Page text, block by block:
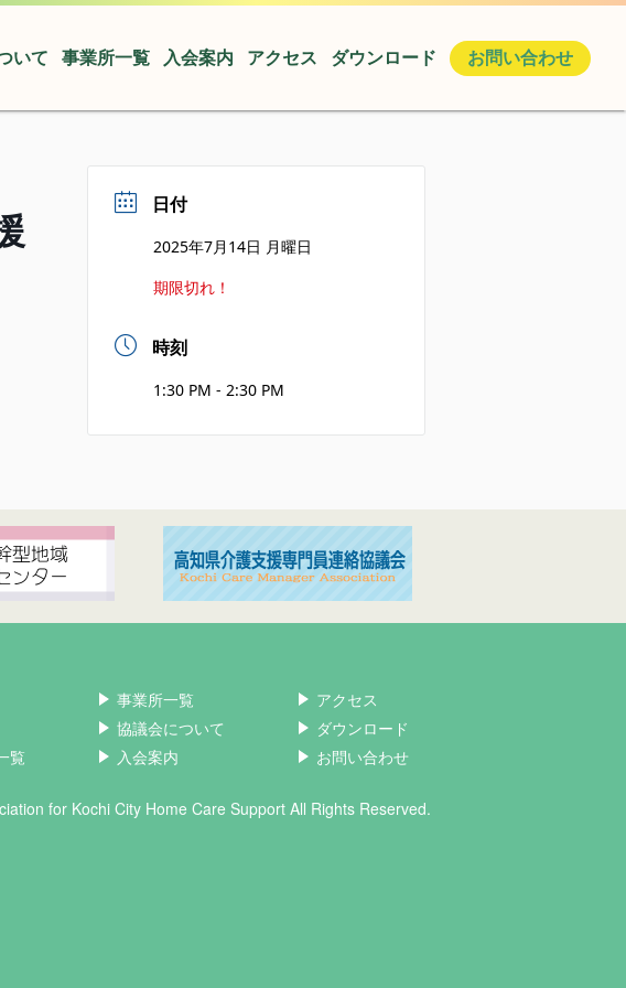
いて 事業所一覧 入会案内 アクセス ダウンロード お問い合わせ
日付
2025年7月14日 月曜日
期限切れ！
時刻
1:30 PM - 2:30 PM
覧
事業所一覧
協議会について
入会案内
アクセス
ダウンロード
お問い合わせ
for Kochi City Home Care Support All Rights Reserved.